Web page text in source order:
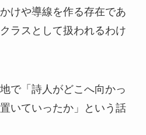
けや導線を作る存在であ
ラスとして扱われるわけ
で「詩人がどこへ向かっ
いていったか」という話